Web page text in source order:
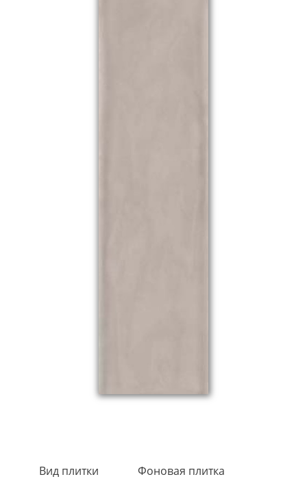
Вид плитки
Фоновая плитка